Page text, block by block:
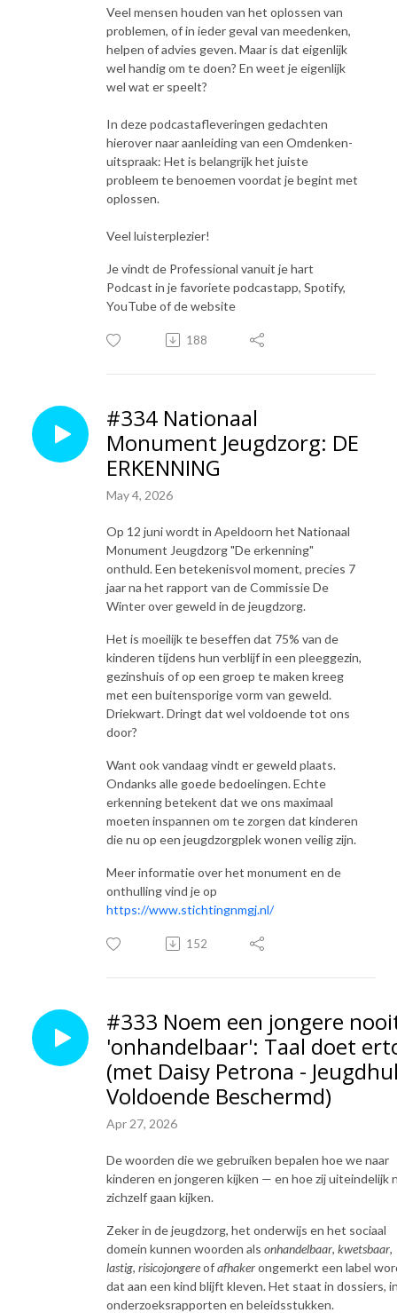
Veel mensen houden van het oplossen van
problemen, of in ieder geval van meedenken,
helpen of advies geven. Maar is dat eigenlijk
wel handig om te doen? En weet je eigenlijk
wel wat er speelt?
In deze podcastafleveringen gedachten
hierover naar aanleiding van een Omdenken-
uitspraak: Het is belangrijk het juiste
probleem te benoemen voordat je begint met
oplossen.
Veel luisterplezier!
Je vindt de Professional vanuit je hart
Podcast in je favoriete podcastapp, Spotify,
YouTube of de website
188
#334 Nationaal
Monument Jeugdzorg: DE
ERKENNING
May 4, 2026
Op 12 juni wordt in Apeldoorn het Nationaal
Monument Jeugdzorg "De erkenning"
onthuld. Een betekenisvol moment, precies 7
jaar na het rapport van de Commissie De
Winter over geweld in de jeugdzorg.
Het is moeilijk te beseffen dat 75% van de
kinderen tijdens hun verblijf in een pleeggezin,
gezinshuis of op een groep te maken kreeg
met een buitensporige vorm van geweld.
Driekwart. Dringt dat wel voldoende tot ons
door?
Want ook vandaag vindt er geweld plaats.
Ondanks alle goede bedoelingen. Echte
erkenning betekent dat we ons maximaal
moeten inspannen om te zorgen dat kinderen
die nu op een jeugdzorgplek wonen veilig zijn.
Meer informatie over het monument en de
onthulling vind je op
https://www.stichtingnmgj.nl/
152
#333 Noem een jongere
'onhandelbaar': Taal doet
(met Daisy Petrona -
Voldoende Beschermd)
Apr 27, 2026
De woorden die we gebruiken bepalen hoe we naar
kinderen en jongeren kijken — en hoe zij uiteindelijk
zichzelf gaan kijken.
Zeker in de jeugdzorg, het onderwijs en het sociaal
domein kunnen woorden als onhandelbaar, kwetsbaar,
lastig, risicojongereofafhakerongemerkt een label
dat aan een kind blijft kleven. Het staat in dossiers,
onderzoeksrapporten en beleidsstukken.